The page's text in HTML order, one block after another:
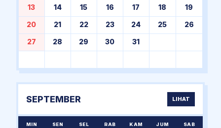
13 14 15 16 17 18 19
20 21 22 23 24 25 26
27 28 29 30 31
SEPTEMBER LIHAT
MIN SEN SEL RAB KAM JUM SAB